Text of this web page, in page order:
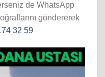
de WhatsApp
göndererek
32 59